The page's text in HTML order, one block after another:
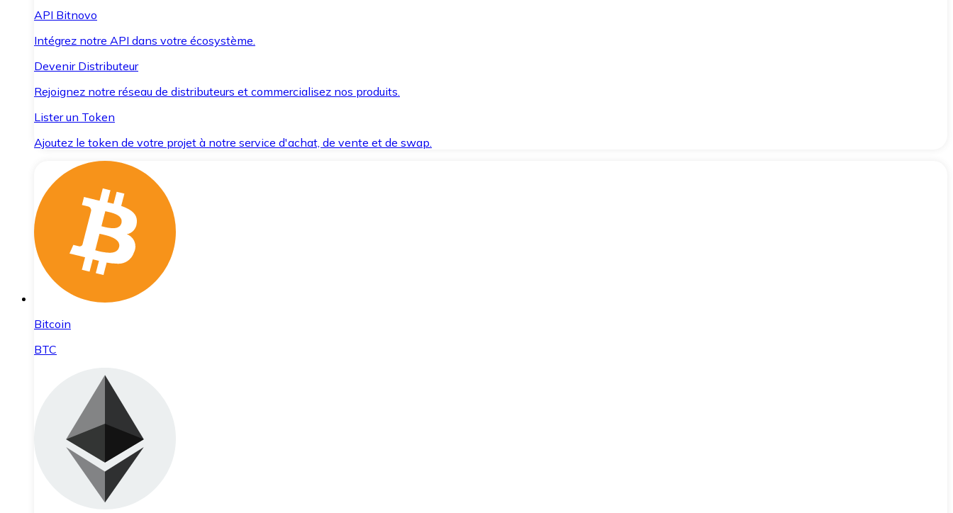
API Bitnovo
Intégrez notre API dans votre écosystème.
Devenir Distributeur
Rejoignez notre réseau de distributeurs et commercialisez nos produits.
Lister un Token
Ajoutez le token de votre projet à notre service d'achat, de vente et de swap.
Bitcoin
BTC